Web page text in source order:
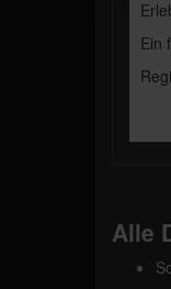
Ein
Alle